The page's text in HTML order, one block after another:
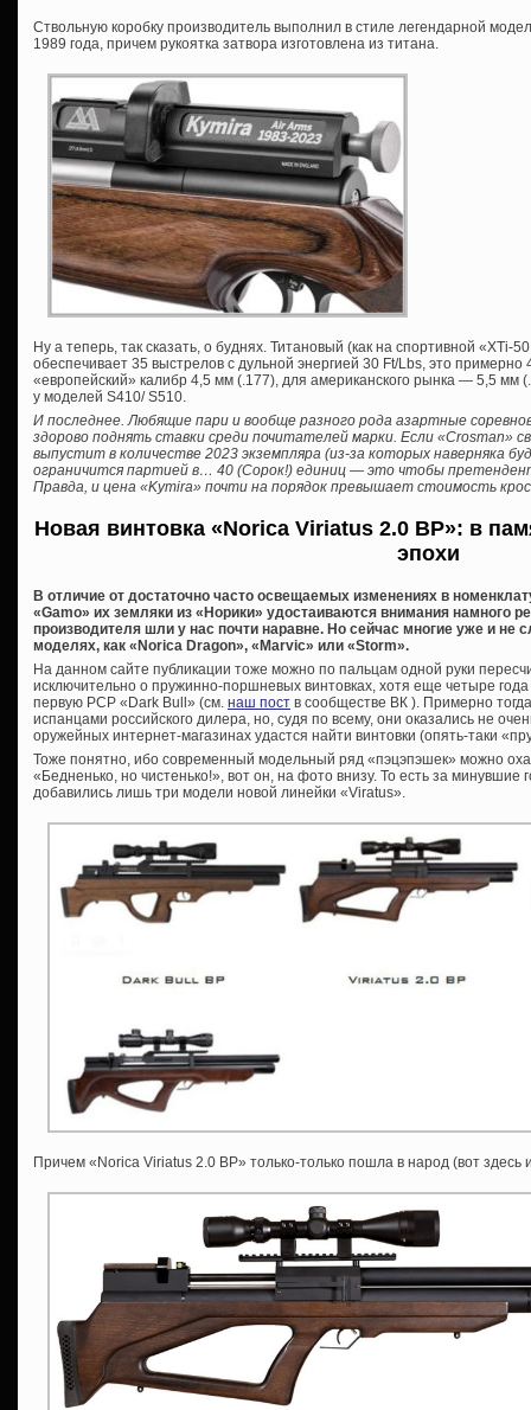
Ствольную коробку производитель выполнил в стиле легендарной
1989 года, причем рукоятка затвора изготовлена из титана.
Ну а теперь, так сказать, о буднях. Титановый (как на спортивной «XTi-
обеспечивает 35 выстрелов с дульной энергией 30 Ft/Lbs, это
«европейский» калибр 4,5 мм (.177), для американского рынка — 5,5 мм
у моделей S410/ S510.
И последнее. Любящие пари и вообще разного рода азартные
здорово поднять ставки среди почитателей марки. Если «Crosman»
выпустит в количестве 2023 экземпляра (из-за которых наверняка
ограничится партией в… 40 (Сорок!) единиц — это чтобы
Правда, и цена «Kymira» почти на порядок превышает стоимость
Новая винтовка «Norica Viriatus 2.0 BP»: в
эпохи
В отличие от достаточно часто освещаемых изменениях в
«Gamo» их земляки из «Норики» удостаиваются внимания намного
производителя шли у нас почти наравне. Но сейчас многие уже и не
моделях, как «Norica Dragon», «Marvic» или «Storm».
На данном сайте публикации тоже можно по пальцам одной руки
исключительно о пружинно-поршневых винтовках, хотя еще четыре
первую PCP «Dark Bull» (см. наш пост в сообществе ВК ). Примерно
испанцами российского дилера, но, судя по всему, они оказались не
оружейных интернет-магазинах удастся найти винтовки (опять-таки
Тоже понятно, ибо современный модельный ряд «пэцэпэшек» можно
«Бедненько, но чистенько!», вот он, на фото внизу. То есть за
добавились лишь три модели новой линейки «Viratus».
Причем «Norica Viriatus 2.0 BP» только-только пошла в народ (вот